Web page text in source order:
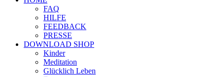
FAQ
HILFE
FEEDBACK
PRESSE
DOWNLOAD SHOP
Kinder
Meditation
Glücklich Leben